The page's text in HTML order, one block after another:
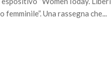
femminile”. Una rassegna che...